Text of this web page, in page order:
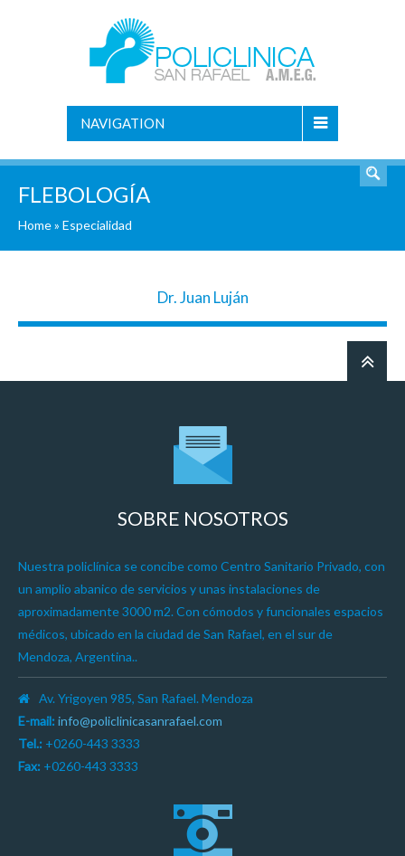
NAVIGATION
FLEBOLOGÍA
Home» Especialidad
Dr. Juan Luján
SOBRE NOSOTROS
Nuestra policlínica se concibe como Centro Sanitario Privado, con
un amplio abanico de servicios y unas instalaciones de
aproximadamente 3000 m2. Con cómodos y funcionales espacios
médicos, ubicado en la ciudad de San Rafael, en el sur de
Mendoza, Argentina..
Av. Yrigoyen 985, San Rafael. Mendoza
E-mail: info@policlinicasanrafael.com
Tel.: +0260-443 3333
Fax: +0260-443 3333